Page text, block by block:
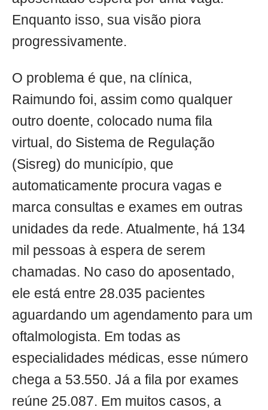
Enquanto isso, sua visão piora
progressivamente.
O problema é que, na clínica,
Raimundo foi, assim como qualquer
outro doente, colocado numa fila
virtual, do Sistema de Regulação
(Sisreg) do município, que
automaticamente procura vagas e
marca consultas e exames em outras
unidades da rede. Atualmente, há 134
mil pessoas à espera de serem
chamadas. No caso do aposentado,
ele está entre 28.035 pacientes
aguardando um agendamento para um
oftalmologista. Em todas as
especialidades médicas, esse número
chega a 53.550. Já a fila por exames
reúne 25.087. Em muitos casos, a